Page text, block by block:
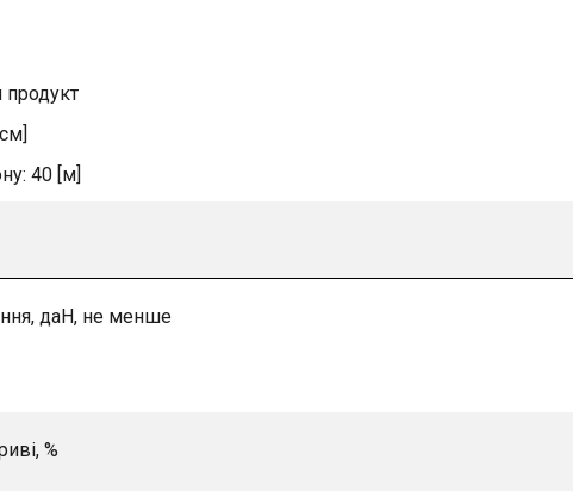
продукт
40 [м]
даН, не менше
%